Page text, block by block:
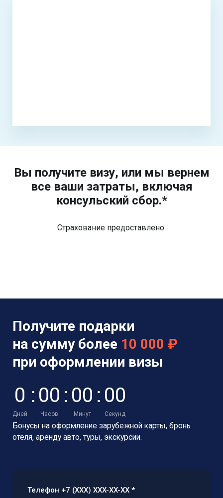
Вы получите визу, или мы вернем
все ваши затраты, включая
консульский сбор.*
Страхование предоставлено:
Получите подарки
на сумму более 10 000 ₽
при оформлении визы
0
Дней
: 00
Часов
: 00
Минут
: 00
Секунд
Бонусы на оформление зарубежной карты, бронь
отеля, аренду авто, туры, экскурсии.
Телефон +7 (XXX) XXX-XX-XX *